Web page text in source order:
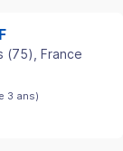
(75) , France
3 ans)